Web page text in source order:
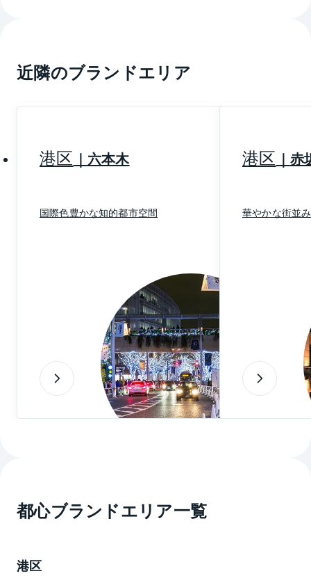
す。
麻布十番商店街には、昔ながらの商店やオシャレなカ
桜田通りをはさんだ東麻布にも古くからの住宅地が残
り、商店街も活気があります。麻布十番同様に、かつ
麻布永坂町、麻布台には外務省飯倉公館やロシア大使
末竣工を目指して進行中。約8.1haある区域には3棟の
高層タワーと中央広場、低層棟で構成され、オフィス
や住居などが入居します。
※上記は2020年9月現在の情報です。ご覧になった時点
で内容が変更になっている可能性がありますので、あ
らかじめご了承ください。
近隣のブランドエリア
港区 六本木
国際色豊かな知的都市空間
港区 赤
華やかな街並
都心ブランドエリア一覧
港区